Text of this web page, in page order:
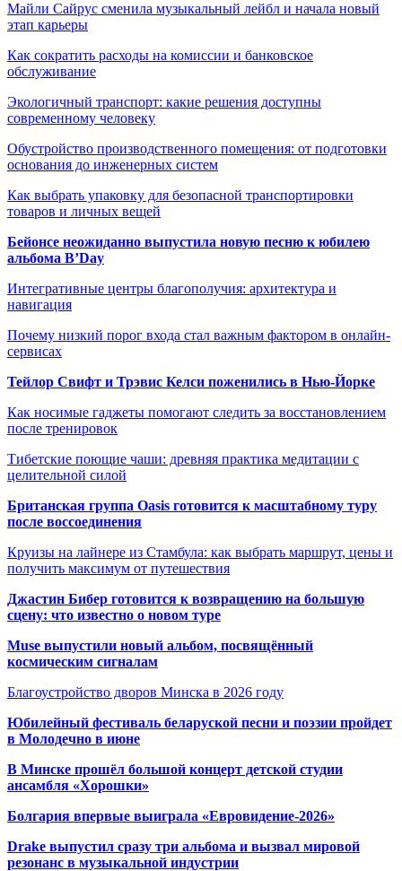
Майли Сайрус сменила музыкальный лейбл и начала новый
этап карьеры
Как сократить расходы на комиссии и банковское
обслуживание
Экологичный транспорт: какие решения доступны
современному человеку
Обустройство производственного помещения: от подготовки
основания до инженерных систем
Как выбрать упаковку для безопасной транспортировки
товаров и личных вещей
Бейонсе неожиданно выпустила новую песню к юбилею
альбома B’Day
Интегративные центры благополучия: архитектура и
навигация
Почему низкий порог входа стал важным фактором в онлайн-
сервисах
Тейлор Свифт и Трэвис Келси поженились в Нью-Йорке
Как носимые гаджеты помогают следить за восстановлением
после тренировок
Тибетские поющие чаши: древняя практика медитации с
целительной силой
Британская группа Oasis готовится к масштабному туру
после воссоединения
Круизы на лайнере из Стамбула: как выбрать маршрут, цены и
получить максимум от путешествия
Джастин Бибер готовится к возвращению на большую
сцену: что известно о новом туре
Muse выпустили новый альбом, посвящённый
космическим сигналам
Благоустройство дворов Минска в 2026 году
Юбилейный фестиваль беларуской песни и поэзии пройдет
в Молодечно в июне
В Минске прошёл большой концерт детской студии
ансамбля «Хорошки»
Болгария впервые выиграла «Евровидение-2026»
Drake выпустил сразу три альбома и вызвал мировой
резонанс в музыкальной индустрии